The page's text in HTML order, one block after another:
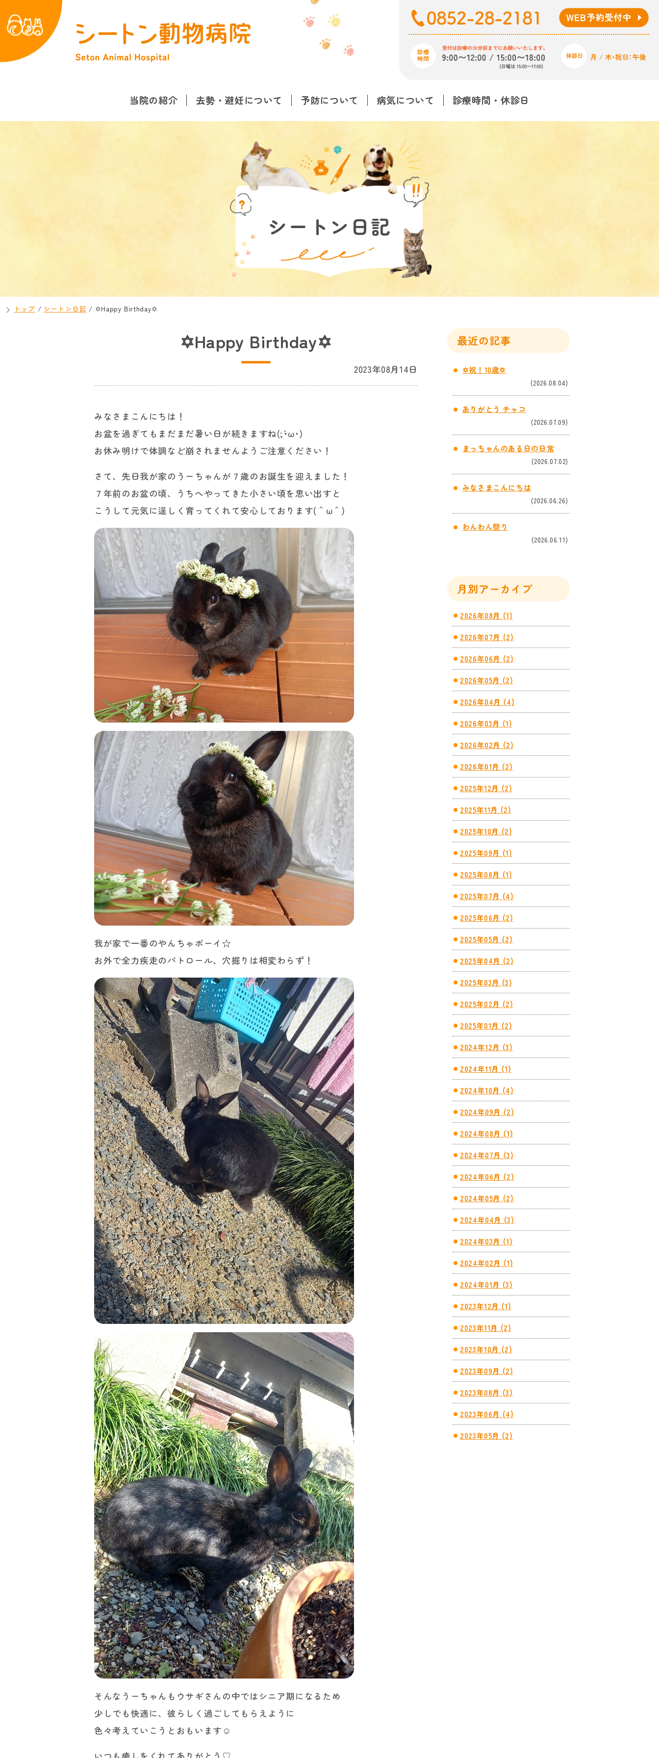
当院の紹介 去勢・避妊について 予防について 病気について 診療時間・休診日
シートン日記
トップ / シートン日記 / ✡Happy Birthday✡
✡Happy Birthday✡
2023年08月14日
みなさまこんにちは！
お盆を過ぎてもまだまだ暑い日が続きますね(;´･ω･)
お休み明けで体調など崩されませんようご注意ください！
さて、先日我が家のうーちゃんが７歳のお誕生を迎えました！
７年前のお盆の頃、うちへやってきた小さい頃を思い出すと
こうして元気に逞しく育ってくれて安心しております(＾ω＾)
我が家で一番のやんちゃボーイ☆
お外で全力疾走のパトロール、穴掘りは相変わらず！
そんなうーちゃんもウサギさんの中ではシニア期になるため
少しでも快適に、彼らしく過ごしてもらえように
色々考えていこうとおもいます☺
最近の記事
✡祝！10歳✡
(2026.08.04)
ありがとう チャコ
(2026.07.09)
まっちゃんのある日の日常
(2026.07.02)
みなさまこんにちは
(2026.06.26)
わんわん祭り
(2026.06.11)
月別アーカイブ
2026年08月 (1)
2026年07月 (2)
2026年06月 (2)
2026年05月 (2)
2026年04月 (4)
2026年03月 (1)
2026年02月 (2)
2026年01月 (2)
2025年12月 (2)
2025年11月 (2)
2025年10月 (2)
2025年09月 (1)
2025年08月 (1)
2025年07月 (4)
2025年06月 (2)
2025年05月 (2)
2025年04月 (2)
2025年03月 (3)
2025年02月 (2)
2025年01月 (2)
2024年12月 (3)
2024年11月 (1)
2024年10月 (4)
2024年09月 (2)
2024年08月 (1)
2024年07月 (3)
2024年06月 (2)
2024年05月 (2)
2024年04月 (3)
2024年03月 (1)
2024年02月 (1)
2024年01月 (3)
2023年12月 (1)
2023年11月 (2)
2023年10月 (2)
2023年09月 (2)
2023年08月 (3)
2023年06月 (4)
2023年05月 (2)